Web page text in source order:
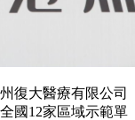
復大醫療有限公司
國12家區域示範單